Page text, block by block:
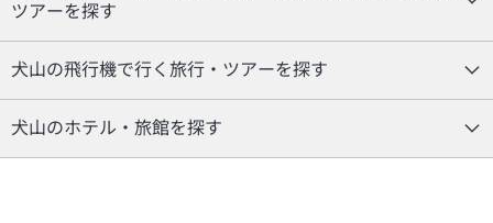
ツアーを探す
犬山の飛行機で行く旅行・ツアーを探す
犬山のホテル・旅館を探す